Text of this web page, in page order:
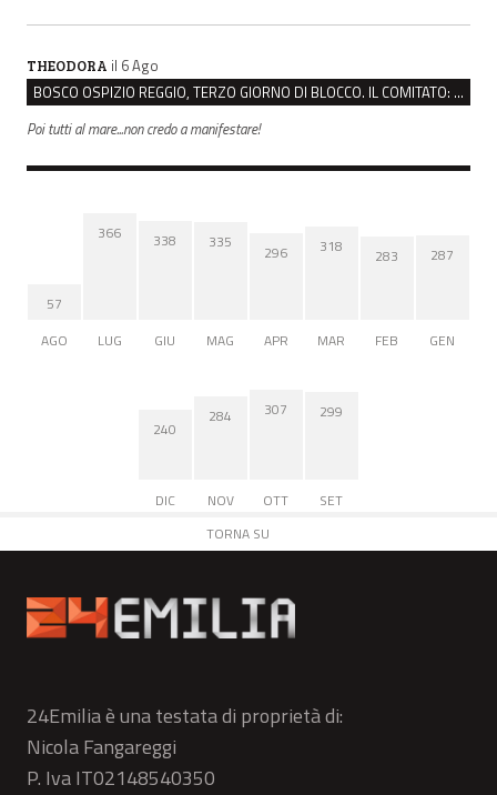
THEODORA il 6 Ago
BOSCO OSPIZIO REGGIO, TERZO GIORNO DI BLOCCO. IL COMITATO: “PRESIDIO FINO A VENERDÌ”
Poi tutti al mare...non credo a manifestare!
57
AGO
366
LUG
338
GIU
335
MAG
296
APR
318
MAR
283
FEB
287
GEN
240
DIC
284
NOV
307
OTT
299
SET
TORNA SU
24Emilia è una testata di proprietà di:
Nicola Fangareggi
P. Iva IT02148540350